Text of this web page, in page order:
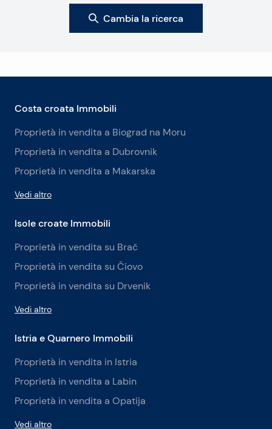
Cambia la ricerca
Costa croata Immobili
Proprietà in vendita a Biograd na Moru
Proprietà in vendita a Dubrovnik
Proprietà in vendita a Makarska
Vedi altro
Isole croate Immobili
Proprietà in vendita su Brač
Proprietà in vendita su Čiovo
Proprietà in vendita su Drvenik
Vedi altro
Istria e Quarnero Immobili
Proprietà in vendita in Istria
Proprietà in vendita a Labin
Proprietà in vendita a Opatija
Vedi altro